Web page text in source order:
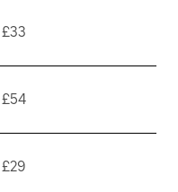
£33
£54
£29